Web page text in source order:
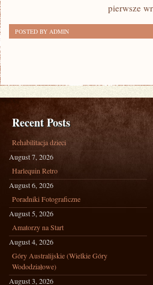
pierwsze
POSTED BY ADMIN
Recent Posts
Rehabilitacja dzieci
August 7, 2026
Harlequin Retro
August 6, 2026
Poradniki Fotograficzne
August 5, 2026
Amatorzy na Start
August 4, 2026
Góry Australijskie (Wielkie Góry
Wododziałowe)
August 3, 2026